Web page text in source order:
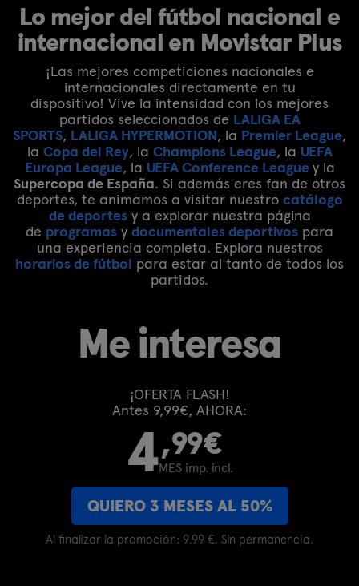
Lo mejor del fútbol nacional e
internacional en Movistar Plus
¡Las mejores competiciones nacionales e
internacionales directamente en tu
dispositivo! Vive la intensidad con los mejores
partidos seleccionados de LALIGA EA
SPORTS, LALIGA HYPERMOTION, la Premier League,
la Copa del Rey, la Champions League, la UEFA
Europa League, la UEFA Conference League y la
Supercopa de España. Si además eres fan de otros
deportes, te animamos a visitar nuestro catálogo
de deportesy a explorar nuestra página
de programas y documentales deportivos para
una experiencia completa. Explora nuestros
horarios de fútbol para estar al tanto de todos los
partidos.
Me interesa
¡OFERTA FLASH!
Antes 9,99€, AHORA:
4,99€
MES imp. incl.
QUIERO 3 MESES AL 50%
Al finalizar la promoción: 9,99 €. Sin permanencia.